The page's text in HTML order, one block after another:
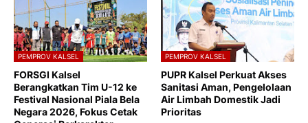
PEMPROV KALSEL
FORSGI Kalsel
Berangkatkan Tim U-12 ke
Festival Nasional Piala Bela
Negara 2026, Fokus Cetak
PEMPROV KALSEL
PUPR Kalsel Perkuat Akses
Sanitasi Aman, Pengelolaan
Air Limbah Domestik Jadi
Prioritas